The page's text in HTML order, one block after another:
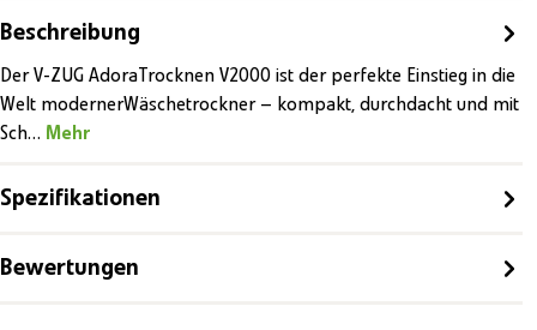
Beschreibung
Der V-ZUG AdoraTrocknen V2000 ist der perfekte Einstieg in die
Welt modernerWäschetrockner – kompakt, durchdacht und mit
Sch… Mehr
Spezifikationen
Bewertungen